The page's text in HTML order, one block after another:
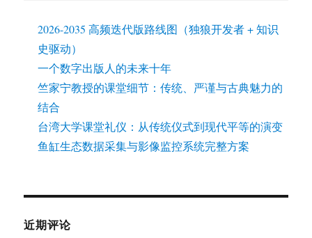
2026-2035 高频迭代版路线图（独狼开发者 + 知识
史驱动）
一个数字出版人的未来十年
竺家宁教授的课堂细节：传统、严谨与古典魅力的
结合
台湾大学课堂礼仪：从传统仪式到现代平等的演变
鱼缸生态数据采集与影像监控系统完整方案
近期评论